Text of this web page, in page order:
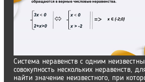
Система неравенств с одним
совокупность нескольких неравенств,
найти значение неизвестного, при